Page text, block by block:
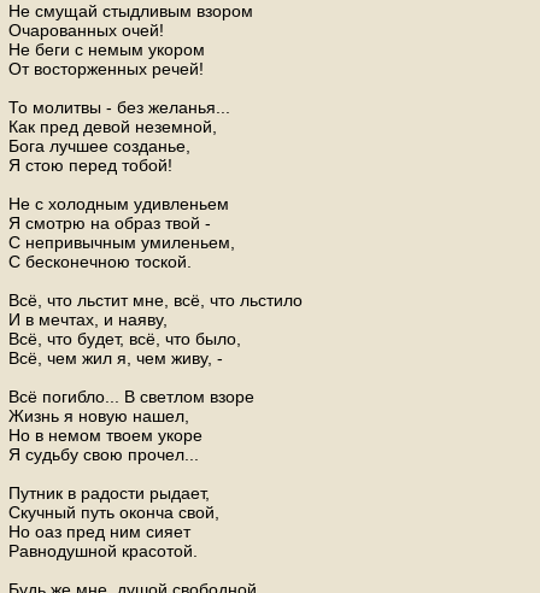
Не смущай стыдливым взором
Очарованных очей!
Не беги с немым укором
От восторженных речей!
То молитвы - без желанья...
Как пред девой неземной,
Бога лучшее созданье,
Я стою перед тобой!
Не с холодным удивленьем
Я смотрю на образ твой -
С непривычным умиленьем,
С бесконечною тоской.
Всё, что льстит мне, всё, что льстило
И в мечтах, и наяву,
Bсё, что будет, всё, что было,
Всё, чем жил я, чем живу, -
Всё погибло... В светлом взоре
Жизнь я новую нашел,
Но в немом твоем укоре
Я судьбу свою прочел...
Путник в радости рыдает,
Скучный путь оконча свой,
Но оаз пред ним сияет
Равнодушной красотой.